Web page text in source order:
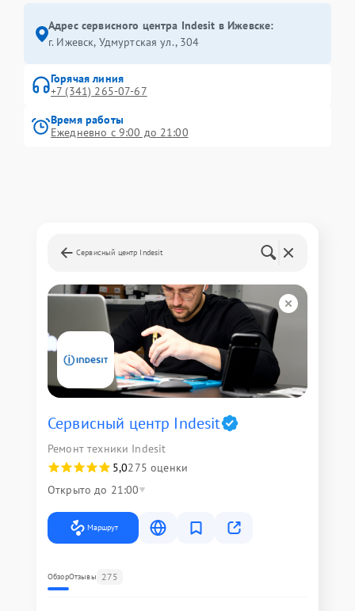
Адрес сервисного центра Indesit в Ижевске:
г. Ижевск, Удмуртская ул., 304
Горячая линия
+7 (341) 265-07-67
Время работы
Ежедневно с 9:00 до 21:00
Сервисный центр Indesit
Сервисный центр Indesit
Ремонт техники Indesit
5,0275 оценки
Открыто до 21:00
Маршрут
ОбзорОтзывы 275